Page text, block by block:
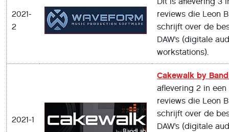
2021-
2
reviews die Leon
schrijft over de
DAW’s (digitale
workstations).
2021-1
Cakewalk by
aflevering 2 in een
reviews die Leon
schrijft over de
DAW’s (digitale